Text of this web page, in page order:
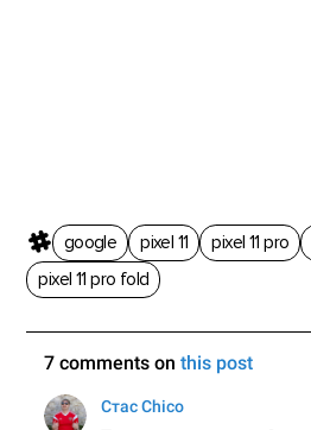
google pixel 11 pixel 11 pro
pixel 11 pro fold